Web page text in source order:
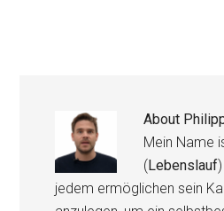
About
Mein Name
(Lebenslauf
jedem ermöglichen sein